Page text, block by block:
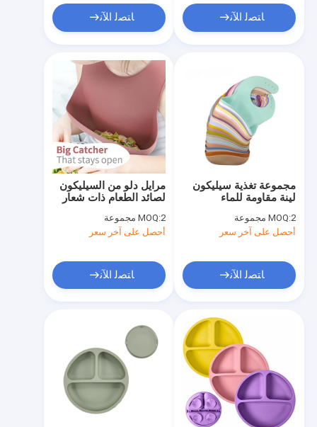
معلومات عنا
جولة في المعمل
ﺎﺘﺼﻟ ﺍﻶﻧ ﺎﺘﺼﻟ ﺍﻶﻧ
مرايل دلو من السيليكون
لصائد الطعام ذات شعار
MOQ:2 مجموعة
أحصل على آخر سعر
ﺎﺘﺼﻟ ﺍﻶﻧ
مجموعة تغذية سيليكون
لينة مقاومة للماء
الاطفال
MOQ:2 مجموعة
أحصل على آخر سعر
ﺎﺘﺼﻟ ﺍﻶﻧ